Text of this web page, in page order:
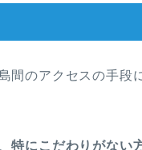
間のアクセスの手段
特にこだわりがない